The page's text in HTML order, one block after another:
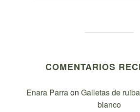
COMENTARIOS
Enara Parraon Galletas de
blanco